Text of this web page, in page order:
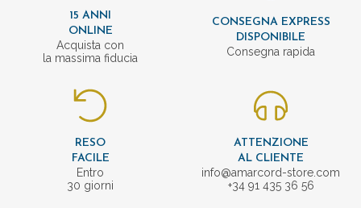
15 ANNI
ONLINE
Acquista con
la massima fiducia
CONSEGNA EXPRESS
DISPONIBILE
Consegna rapida
RESO
FACILE
Entro
30 giorni
ATTENZIONE
AL CLIENTE
info@amarcord-store.com
+34 91 435 36 56